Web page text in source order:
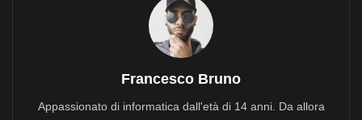
Francesco Bruno
Appassionato di informatica dall'età di 14 anni. Da allora